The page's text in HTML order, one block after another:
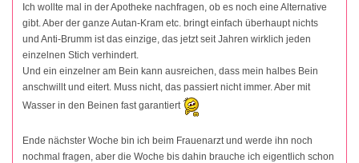
Ich wollte mal in der Apotheke nachfragen, ob es noch eine Alternative
gibt. Aber der ganze Autan-Kram etc. bringt einfach überhaupt nichts
und Anti-Brumm ist das einzige, das jetzt seit Jahren wirklich jeden
einzelnen Stich verhindert.
Und ein einzelner am Bein kann ausreichen, dass mein halbes Bein
anschwillt und eitert. Muss nicht, das passiert nicht immer. Aber mit
Wasser in den Beinen fast garantiert
Ende nächster Woche bin ich beim Frauenarzt und werde ihn noch
nochmal fragen, aber die Woche bis dahin brauche ich eigentlich schon